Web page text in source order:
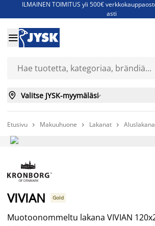
ILMAINEN TOIMITUS yli 500€
asti
Jenkkisänkyjä - Säästä jopa 60%

 Valitse JYSK-myymäläsi
Etusivu  Makuuhuone  Lakanat 
VIVIAN Gold
Muotoonommeltu lakana VIVIAN